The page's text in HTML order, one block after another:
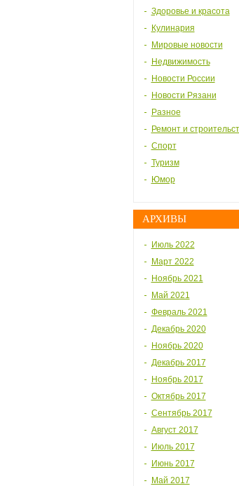
Здоровье и красота
Кулинария
Мировые новости
Недвижимость
Новости России
Новости Рязани
Разное
Ремонт и
Спорт
Туризм
Юмор
АРХИВЫ
Июль 2022
Март 2022
Ноябрь 2021
Май 2021
Февраль 2021
Декабрь 2020
Ноябрь 2020
Декабрь 2017
Ноябрь 2017
Октябрь 2017
Сентябрь 2017
Август 2017
Июль 2017
Июнь 2017
Май 2017